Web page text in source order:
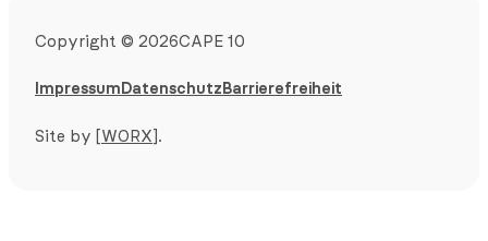
Copyright © 2026CAPE 10
Impressum Datenschutz Barrierefreiheit
Site by [WORX] .